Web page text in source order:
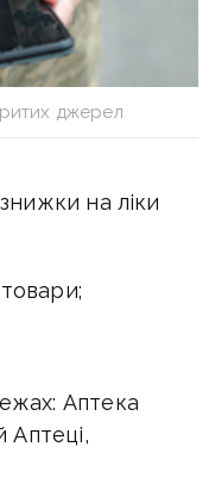
джерел
на ліки
Аптека
Аптеці,